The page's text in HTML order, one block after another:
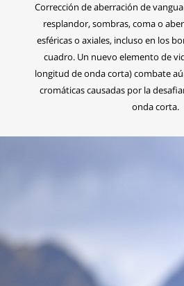
Corrección de aberración de
resplandor, sombras, coma o
esféricas o axiales, incluso en los
cuadro. Un nuevo elemento de
longitud de onda corta) combate
cromáticas causadas por la
onda corta.